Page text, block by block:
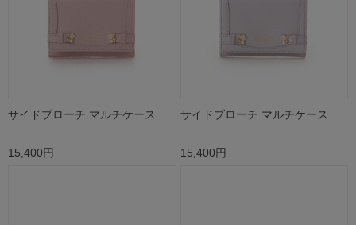
サイドブローチ マルチケース
15,400円
サイドブローチ マルチケース
15,400円